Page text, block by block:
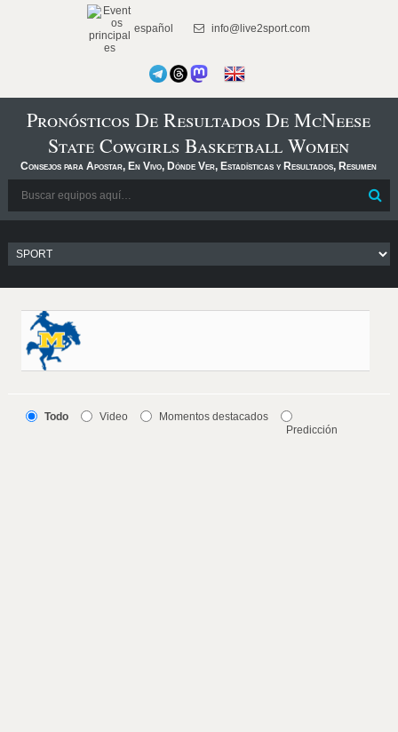
español info@live2sport.com
Pronósticos De Resultados De McNeese
State Cowgirls Basketball Women
Consejos para Apostar, En Vivo, Dónde Ver, Estadísticas y Resultados, Resumen
Todo Video
Momentos destacados
Predicción